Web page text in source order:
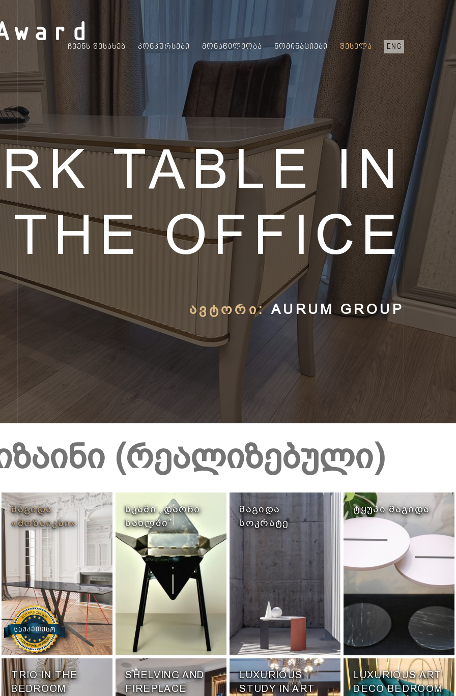
ᲩᲕᲔᲜᲡ ᲨᲔᲡᲐᲮᲔᲑ ᲙᲝᲜᲙᲣᲠᲡᲔᲑᲘ ᲛᲝᲜᲐᲬᲘᲚᲔᲝᲑᲐ ᲜᲝᲛᲘᲜᲐᲪᲘᲔᲑᲘ ᲨᲔᲡᲕᲚᲐ ENG
TABLE IN
THE OFFICE
ᲐᲕᲢᲝᲠᲘ:AURUM GROUP
(რეალიზებული)
ᲛᲐᲒᲘᲓᲐ
«ᲛᲝᲖᲐᲘᲙᲡᲘ»
ᲡᲙᲐᲛᲘ „ᲓᲐᲠᲩᲘ
ᲡᲐᲮᲚᲨᲘ”
ᲛᲐᲒᲘᲓᲐ
ᲡᲝᲙᲠᲐᲢᲔ
ᲢᲧᲣᲞᲘ ᲛᲐᲒᲘᲓᲐ
TRIO IN THE
BEDROOM
SHELVING AND
FIREPLACE
LUXURIOUS
STUDY IN ART
LUXURIOUS ART
DECO BEDROOM